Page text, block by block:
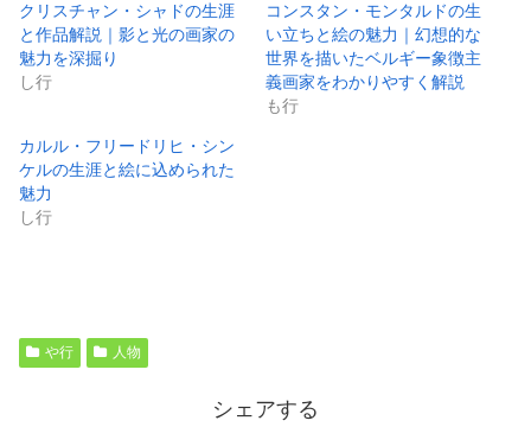
クリスチャン・シャドの生涯
と作品解説｜影と光の画家の
魅力を深掘り
し行
コンスタン・モンタルドの生
い立ちと絵の魅力｜幻想的な
世界を描いたベルギー象徴主
義画家をわかりやすく解説
も行
カルル・フリードリヒ・シン
ケルの生涯と絵に込められた
魅力
し行
や行 人物
シェアする